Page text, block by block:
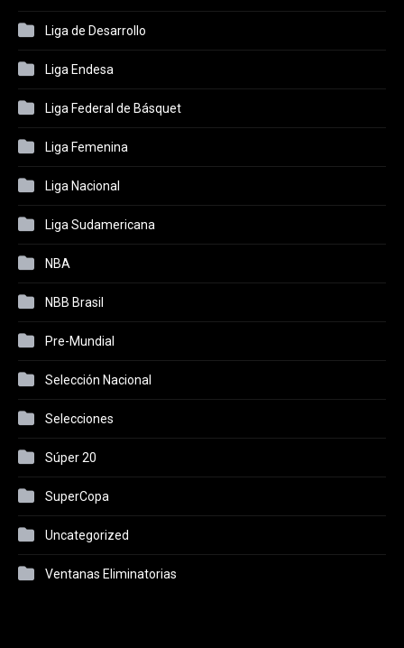
Liga de Desarrollo
Liga Endesa
Liga Federal de Básquet
Liga Femenina
Liga Nacional
Liga Sudamericana
NBA
NBB Brasil
Pre-Mundial
Selección Nacional
Selecciones
Súper 20
SuperCopa
Uncategorized
Ventanas Eliminatorias